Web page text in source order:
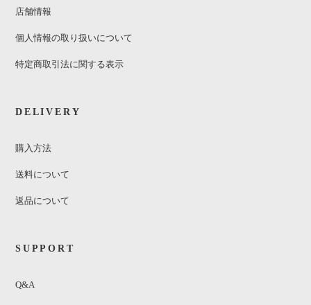
店舗情報
個人情報の取り扱いについて
特定商取引法に関する表示
DELIVERY
購入方法
送料について
返品について
SUPPORT
Q&A